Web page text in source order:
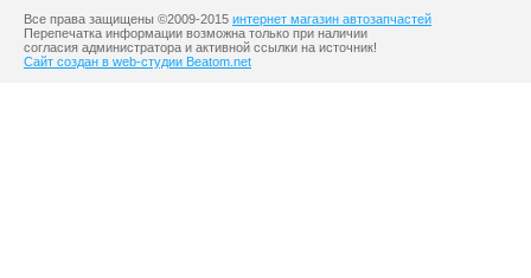
Все права защищены ©2009-2015 интернет магазин автозапчастей
Перепечатка информации возможна только при наличии
согласия администратора и активной ссылки на источник!
Сайт создан в web-студии Beatom.net